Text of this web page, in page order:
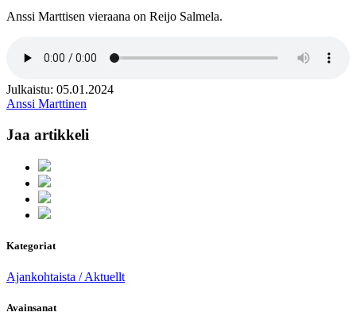
Anssi Marttisen vieraana on Reijo Salmela.
Julkaistu: 05.01.2024
Anssi Marttinen
Jaa artikkeli
Kategoriat
Ajankohtaista / Aktuellt
Avainsanat